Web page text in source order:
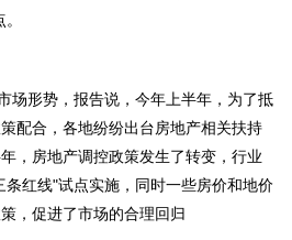
场形势，报告说，今年上半年，为了抵
配合，各地纷纷出台房地产相关扶持
，房地产调控政策发生了转变，行业
红线"试点实施，同时一些房价和地价
，促进了市场的合理回归